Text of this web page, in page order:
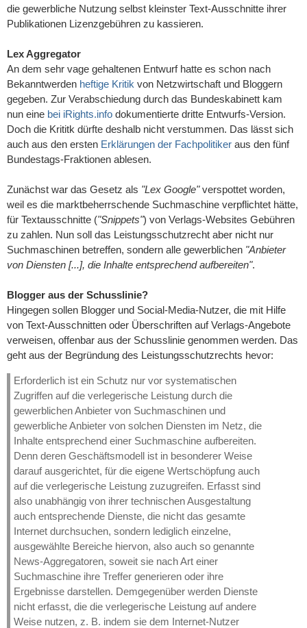
die gewerbliche Nutzung selbst kleinster Text-Ausschnitte ihrer
Publikationen Lizenzgebühren zu kassieren.
Lex Aggregator
An dem sehr vage gehaltenen Entwurf hatte es schon nach
Bekanntwerden heftige Kritik von Netzwirtschaft und Bloggern
gegeben. Zur Verabschiedung durch das Bundeskabinett kam
nun eine bei iRights.info dokumentierte dritte Entwurfs-Version.
Doch die Krititk dürfte deshalb nicht verstummen. Das lässt sich
auch aus den ersten Erklärungen der Fachpolitiker aus den fünf
Bundestags-Fraktionen ablesen.
Zunächst war das Gesetz als "Lex Google"verspottet worden,
weil es die marktbeherrschende Suchmaschine verpflichtet hätte,
für Textausschnitte ("Snippets") von Verlags-Websites Gebühren
zu zahlen. Nun soll das Leistungsschutzrecht aber nicht nur
Suchmaschinen betreffen, sondern alle gewerblichen "Anbieter
von Diensten [...], die Inhalte entsprechend aufbereiten".
Blogger aus der Schusslinie?
Hingegen sollen Blogger und Social-Media-Nutzer, die mit Hilfe
von Text-Ausschnitten oder Überschriften auf Verlags-Angebote
verweisen, offenbar aus der Schusslinie genommen werden. Das
geht aus der Begründung des Leistungsschutzrechts hevor:
Erforderlich ist ein Schutz nur vor systematischen
Zugriffen auf die verlegerische Leistung durch die
gewerblichen Anbieter von Suchmaschinen und
gewerbliche Anbieter von solchen Diensten im Netz, die
Inhalte entsprechend einer Suchmaschine aufbereiten.
Denn deren Geschäftsmodell ist in besonderer Weise
darauf ausgerichtet, für die eigene Wertschöpfung auch
auf die verlegerische Leistung zuzugreifen. Erfasst sind
also unabhängig von ihrer technischen Ausgestaltung
auch entsprechende Dienste, die nicht das gesamte
Internet durchsuchen, sondern lediglich einzelne,
ausgewählte Bereiche hiervon, also auch so genannte
News-Aggregatoren, soweit sie nach Art einer
Suchmaschine ihre Treffer generieren oder ihre
Ergebnisse darstellen. Demgegenüber werden Dienste
nicht erfasst, die die verlegerische Leistung auf andere
Weise nutzen, z. B. indem sie dem Internet-Nutzer